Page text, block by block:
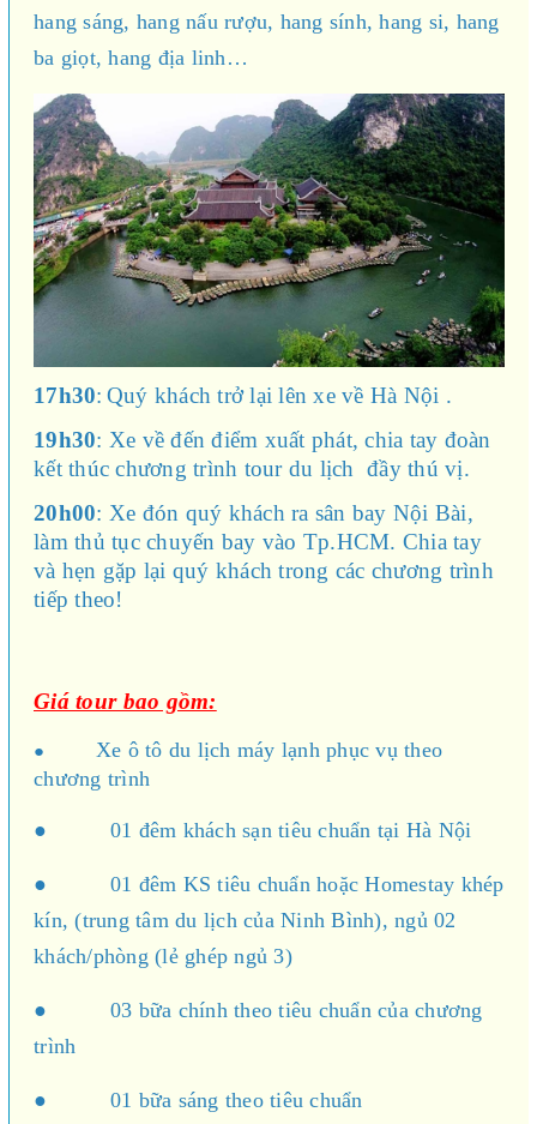
hang sáng, hang nấu rượu, hang sính, hang si, hang
ba giọt, hang địa linh…
17h30: Quý khách trở lại lên xe về Hà Nội .
19h30: Xe về đến điểm xuất phát, chia tay đoàn
kết thúc chương trình tour du lịch đầy thú vị.
20h00: Xe đón quý khách ra sân bay Nội Bài,
làm thủ tục chuyến bay vào Tp.HCM. Chia tay
và hẹn gặp lại quý khách trong các chương trình
tiếp theo!
Giá tour bao gồm:
● Xe ô tô du lịch máy lạnh phục vụ theo
chương trình
● 01 đêm khách sạn tiêu chuẩn tại Hà Nội
● 01 đêm KS tiêu chuẩn hoặc Homestay khép
kín, (trung tâm du lịch của Ninh Bình), ngủ 02
khách/phòng (lẻ ghép ngủ 3)
● 03 bữa chính theo tiêu chuẩn của chương
trình
● 01 bữa sáng theo tiêu chuẩn